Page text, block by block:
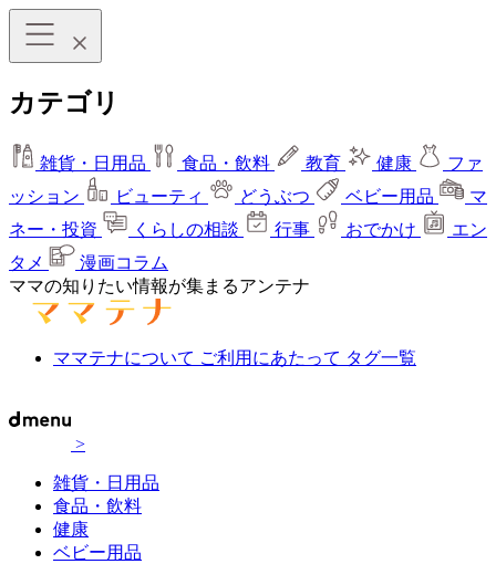
カテゴリ
雑貨・日用品 食品・飲料 教育 健康
ファ
ッション
ビューティ どうぶつ ベビー用品
マ
ネー・投資
くらしの相談 行事 おでかけ
エン
タメ
漫画コラム
ママの知りたい情報が集まるアンテナ
ママテナについて ご利用にあたって タグ一覧
>
雑貨・日用品
食品・飲料
健康
ベビー用品